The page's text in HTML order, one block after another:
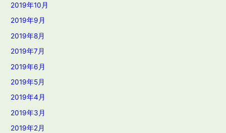
2019年10月
2019年9月
2019年8月
2019年7月
2019年6月
2019年5月
2019年4月
2019年3月
2019年2月